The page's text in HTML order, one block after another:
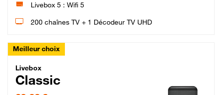
Livebox 5 : Wifi 5
200 chaînes TV + 1 Décodeur TV UHD
Meilleur choix
Livebox Classic Fibre
Livebox
Classic
29,99 € par mois pendant 12 mois puis 42,99 € par mois, Engagement 12 mois